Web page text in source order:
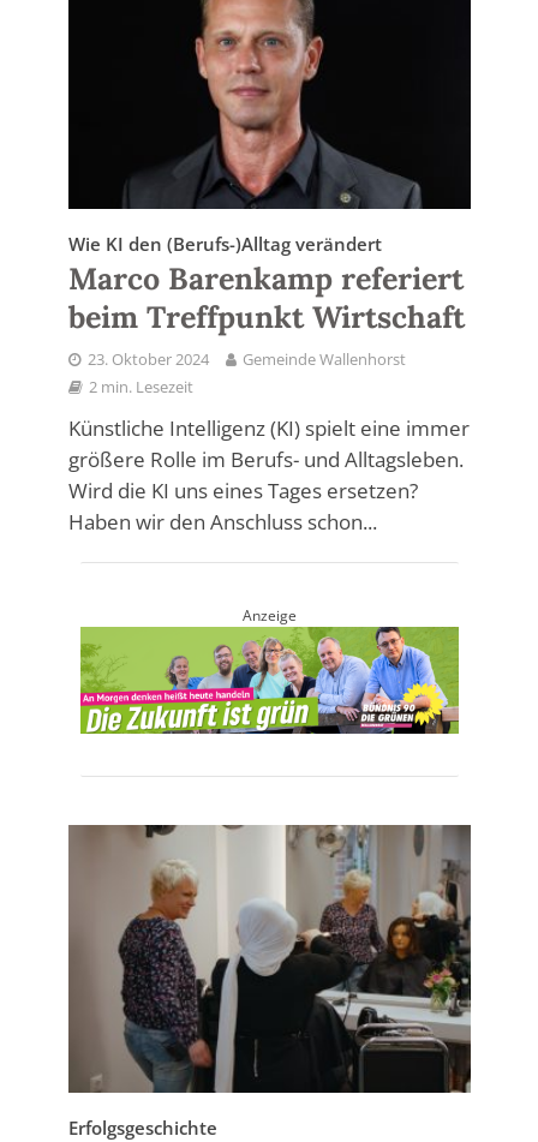
Wie KI den (Berufs-)Alltag verändert
Marco Barenkamp referiert
beim Treffpunkt Wirtschaft
23. Oktober 2024
Gemeinde Wallenhorst
2 min. Lesezeit
Künstliche Intelligenz (KI) spielt eine immer
größere Rolle im Berufs- und Alltagsleben.
Wird die KI uns eines Tages ersetzen?
Haben wir den Anschluss schon...
Anzeige
Erfolgsgeschichte